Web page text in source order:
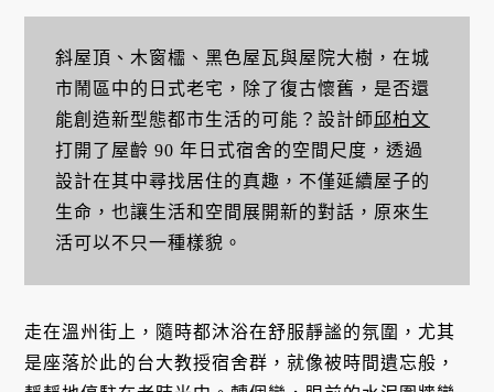
斜屋頂、木窗櫺、黑色屋瓦與屋院大樹，在城
市鬧區中的日式老宅，除了復古懷舊，是否還
能創造新型態都市生活的可能？設計師 邱柏文
打開了屋齡 90 年日式宿舍的空間尺度，透過
設計在其中尋找居住的真趣，不僅延續屋子的
生命，也讓生活和空間展開新的對話，原來生
活可以不只一種樣貌。
走在溫州街上，隨時都沐浴在舒服靜謐的氛圍，尤其
是座落於此的台大教授宿舍群，就像被時間遺忘般，